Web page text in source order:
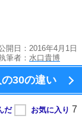
開日：2016年4月1日
筆者： 水口貴博
30の違い